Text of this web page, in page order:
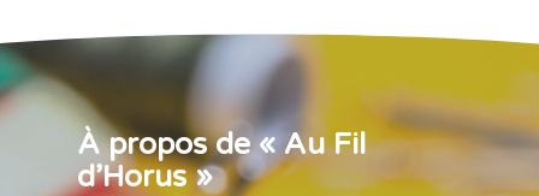
À propos de « Au Fil
d’Horus »